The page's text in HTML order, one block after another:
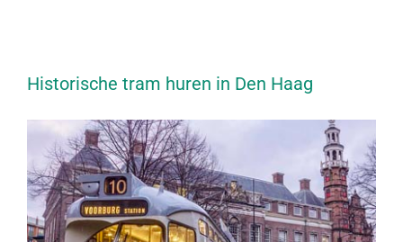
Historische tram huren in Den Haag